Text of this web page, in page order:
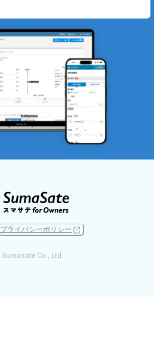
Sumasate Co., Ltd.
プライバシーポリシー